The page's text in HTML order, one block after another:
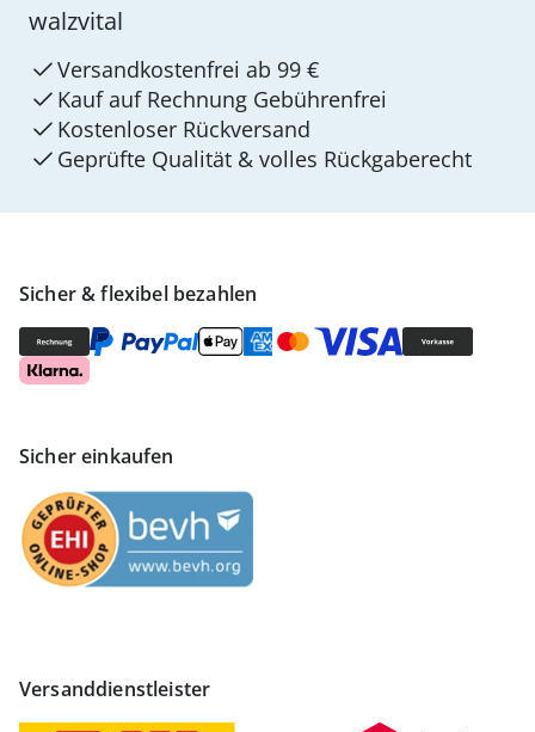
Sicher & flexibel bezahlen
Sicher einkaufen
Versanddienstleister
walzvital
Versandkostenfrei ab 99 €
Kauf auf Rechnung Gebührenfrei
Kostenloser Rückversand
Geprüfte Qualität & volles Rückgaberecht